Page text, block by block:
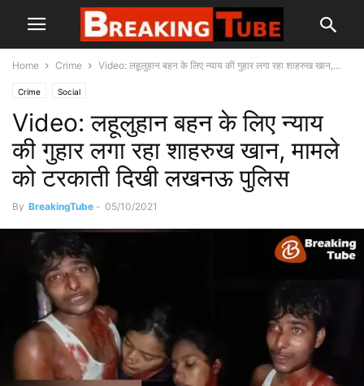
Home Crime Video: लहूलुहान बहन के लिए न्याय की गुहार लगा रहा शाहरुख खान,...
Crime Social
Video: लहूलुहान बहन के लिए न्याय
की गुहार लगा रहा शाहरुख खान, मामले
को टरकाती दिखी लखनऊ पुलिस
By BreakingTube - 05/10/2021